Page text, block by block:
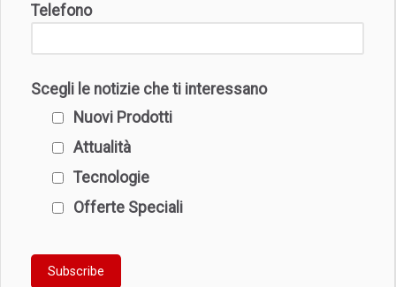
Telefono
Scegli le notizie che ti interessano
Nuovi Prodotti
Attualità
Tecnologie
Offerte Speciali